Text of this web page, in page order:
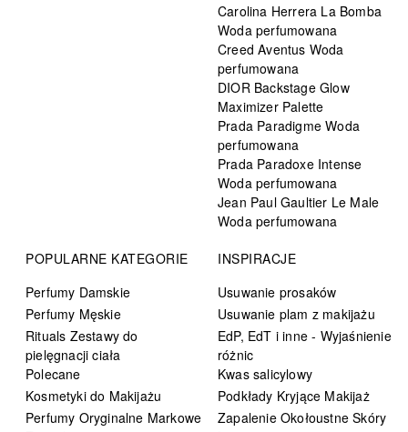
Carolina Herrera La Bomba
Woda perfumowana
Creed Aventus Woda
perfumowana
DIOR Backstage Glow
Maximizer Palette
Prada Paradigme Woda
perfumowana
Prada Paradoxe Intense
Woda perfumowana
Jean Paul Gaultier Le Male
Woda perfumowana
POPULARNE KATEGORIE
Perfumy Damskie
Perfumy Męskie
Rituals Zestawy do
pielęgnacji ciała
Polecane
Kosmetyki do Makijażu
Perfumy Oryginalne Markowe
INSPIRACJE
Usuwanie prosaków
Usuwanie plam z makijażu
EdP, EdT i inne - Wyjaśnienie
różnic
Kwas salicylowy
Podkłady Kryjące Makijaż
Zapalenie Okołoustne Skóry